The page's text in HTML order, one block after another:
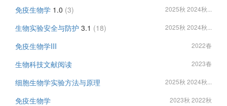
免疫生物学 1.0 (3) 2025秋 2024秋...
生物实验安全与防护 3.1 (18) 2025秋 2024秋...
免疫生物学III 2022春
生物科技文献阅读 2023春
细胞生物学实验方法与原理 2025秋 2024秋...
免疫生物学 2023秋 2022秋